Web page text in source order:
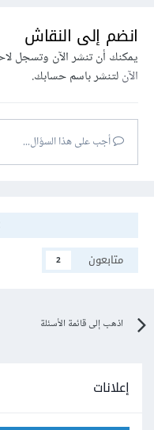
,
انضم إلى النقاش
يمكنك أن تنشر الآن وتسجل
الآنلتنشر باسم حسابك.
أجب على هذا السؤال...
متابعون
2
اذهب إلى قائمة الأسئلة
إعلانات